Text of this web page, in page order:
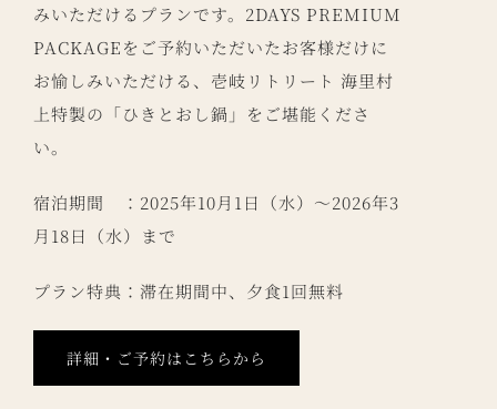
みいただけるプランです。2DAYS PREMIUM
PACKAGEをご予約いただいたお客様だけに
お愉しみいただける、壱岐リトリート 海里村
上特製の「ひきとおし鍋」をご堪能くださ
い。
宿泊期間 ：2025年10月1日（水）～2026年3
月18日（水）まで
プラン特典：滞在期間中、夕食1回無料
詳細・ご予約はこちらから